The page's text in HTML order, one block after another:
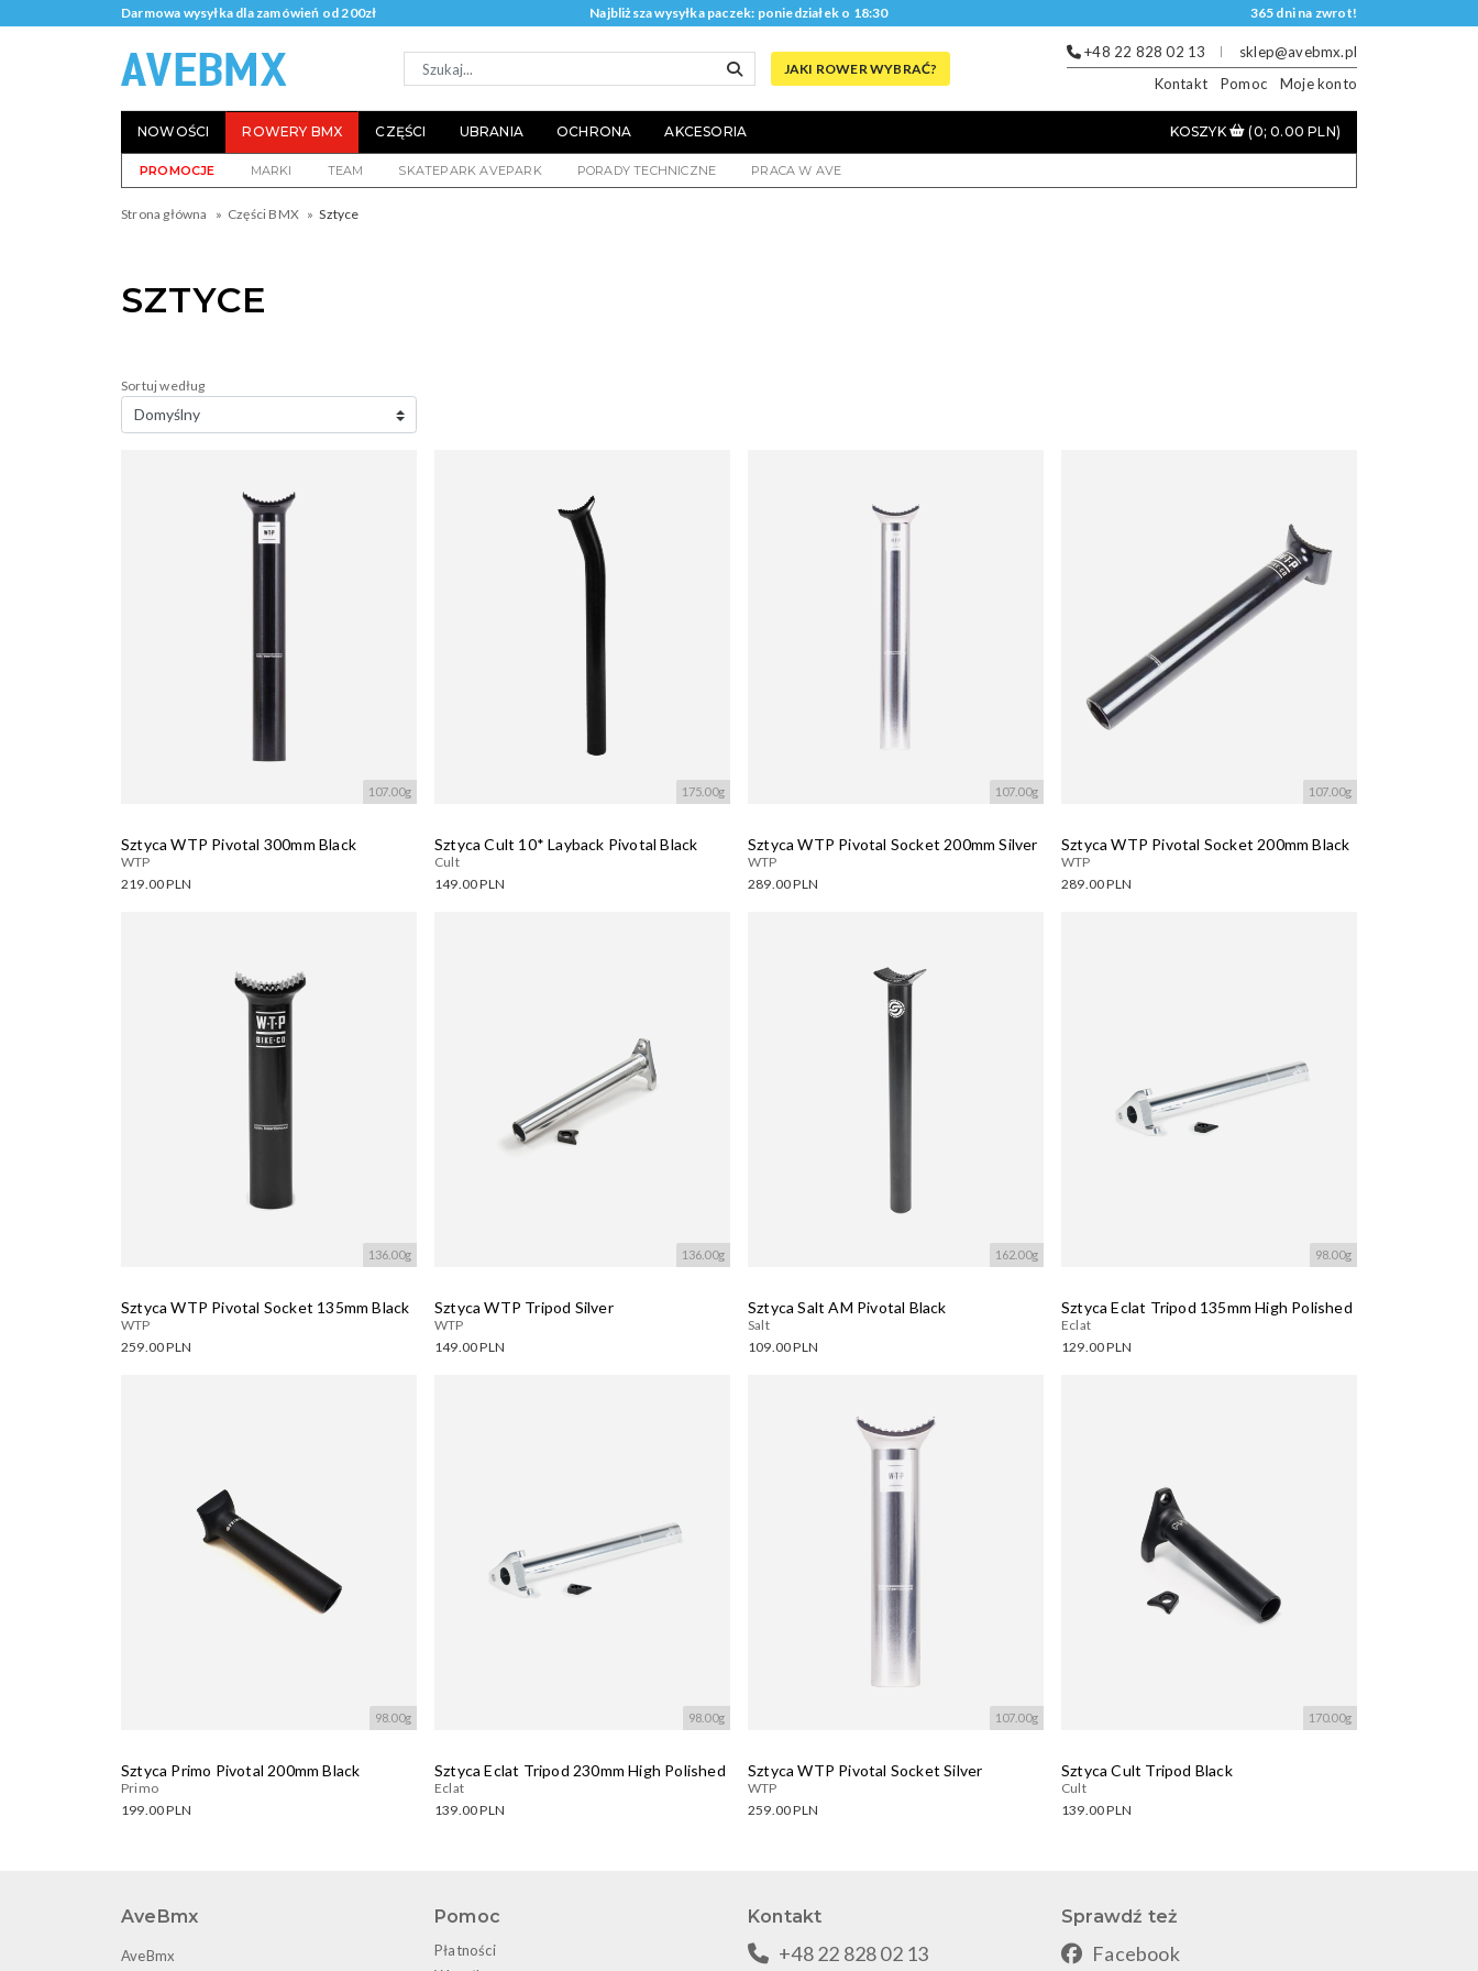
Darmowa wysyłka dla zamówień od 200zł Najbliższa wysyłka paczek: poniedziałek o 18:30 365 dni na zwrot!
JAKI ROWER WYBRAĆ?
+48 22 828 02 13
sklep@avebmx.pl
Kontakt
Pomoc Moje konto
NOWOŚCI ROWERY BMX CZĘŚCI UBRANIA OCHRONA AKCESORIA KOSZYK (0; 0.00 PLN)
PROMOCJE MARKI TEAM SKATEPARK AVEPARK PORADY TECHNICZNE PRACA W AVE
Strona główna Części BMX Sztyce
SZTYCE
Sortuj według
107.00g
Sztyca WTP Pivotal 300mm Black
WTP
219.00 PLN
175.00g
Sztyca Cult 10* Layback Pivotal Black
Cult
149.00 PLN
107.00g
Sztyca WTP Pivotal Socket 200mm Silver
WTP
289.00 PLN
107.00g
Sztyca WTP Pivotal Socket 200mm Black
WTP
289.00 PLN
136.00g
Sztyca WTP Pivotal Socket 135mm Black
WTP
259.00 PLN
136.00g
Sztyca WTP Tripod Silver
WTP
149.00 PLN
162.00g
Sztyca Salt AM Pivotal Black
Salt
109.00 PLN
Wczytywanie....
98.00g
Sztyca Eclat Tripod 135mm High Polished
Eclat
129.00 PLN
98.00g
Sztyca Primo Pivotal 200mm Black
Primo
199.00 PLN
98.00g
Sztyca Eclat Tripod 230mm High Polished
Eclat
139.00 PLN
107.00g
Sztyca WTP Pivotal Socket Silver
WTP
259.00 PLN
170.00g
Sztyca Cult Tripod Black
Cult
139.00 PLN
AveBmx
AveBmx
Pomoc
Płatności
Kontakt
+48 22 828 02 13
Sprawdź też
Facebook